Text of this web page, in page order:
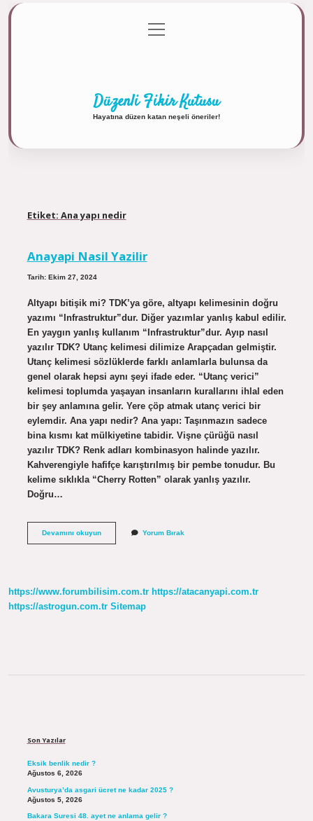
Gizlilik Politikası
menüyü
aç
Düzenli Fikir Kutusu
Hayatına düzen katan neşeli öneriler!
Etiket: Ana yapı nedir
Anayapi Nasil Yazilir
Tarih: Ekim 27, 2024
Altyapı bitişik mi? TDK’ya göre, altyapı kelimesinin doğru
yazımı “Infrastruktur”dur. Diğer yazımlar yanlış kabul edilir.
En yaygın yanlış kullanım “Infrastruktur”dur. Ayıp nasıl
yazılır TDK? Utanç kelimesi dilimize Arapçadan gelmiştir.
Utanç kelimesi sözlüklerde farklı anlamlarla bulunsa da
genel olarak hepsi aynı şeyi ifade eder. “Utanç verici”
kelimesi toplumda yaşayan insanların kurallarını ihlal eden
bir şey anlamına gelir. Yere çöp atmak utanç verici bir
eylemdir. Ana yapı nedir? Ana yapı: Taşınmazın sadece
bina kısmı kat mülkiyetine tabidir. Vişne çürüğü nasıl
yazılır TDK? Renk adları kombinasyon halinde yazılır.
Kahverengiyle hafifçe karıştırılmış bir pembe tonudur. Bu
kelime sıklıkla “Cherry Rotten” olarak yanlış yazılır.
Doğru…
Devamını okuyunAnayapi
Yorum Bırak
https://www.forumbilisim.com.tr https://atacanyapi.com.tr
https://astrogun.com.tr Sitemap
Son Yazılar
Eksik benlik nedir ?
Ağustos 6, 2026
Avusturya’da asgari ücret ne kadar 2025 ?
Ağustos 5, 2026
Bakara Suresi 48. ayet ne anlama gelir ?